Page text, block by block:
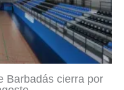
Barbadás cierra por